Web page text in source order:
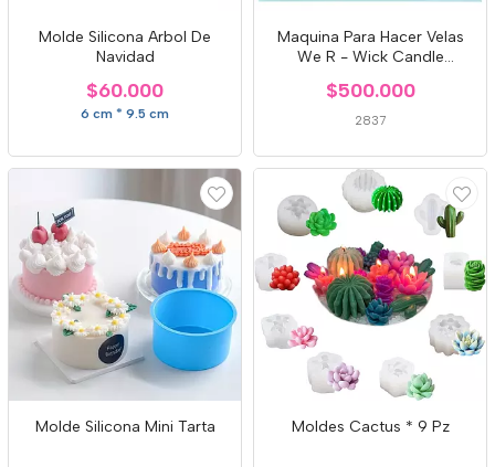
Molde Silicona Arbol De
Navidad
$60.000
6 cm * 9.5 cm
Maquina Para Hacer Velas
We R - Wick Candle
$500.000
2837
Molde Silicona Mini Tarta Moldes Cactus * 9 Pz